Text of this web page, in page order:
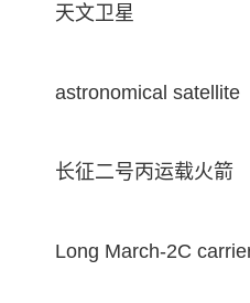
天文卫星
astronomical satellite
长征二号丙运载火箭
Long March-2C